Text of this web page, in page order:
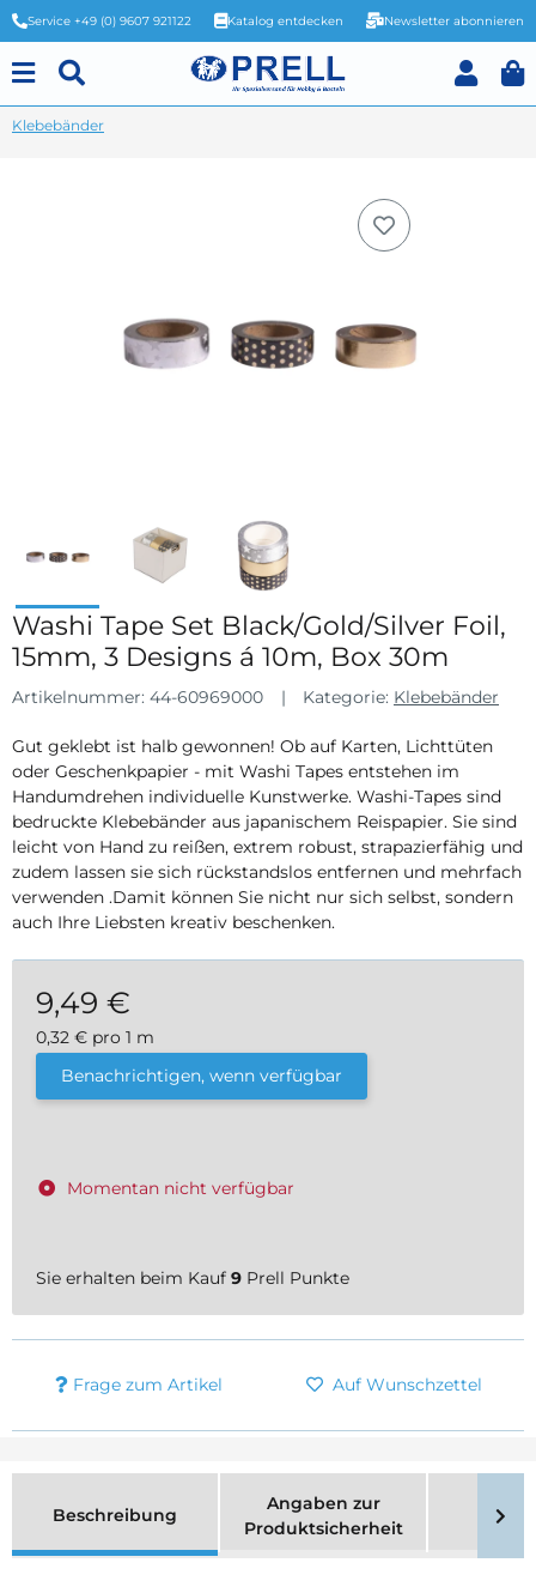
Service +49 (0) 9607 921122 Katalog entdecken Newsletter abonnieren
Klebebänder
Washi Tape Set Black/Gold/Silver Foil,
15mm, 3 Designs á 10m, Box 30m
Artikelnummer: 44-60969000 Kategorie: Klebebänder
Gut geklebt ist halb gewonnen! Ob auf Karten, Lichttüten
oder Geschenkpapier - mit Washi Tapes entstehen im
Handumdrehen individuelle Kunstwerke. Washi-Tapes sind
bedruckte Klebebänder aus japanischem Reispapier. Sie sind
leicht von Hand zu reißen, extrem robust, strapazierfähig und
zudem lassen sie sich rückstandslos entfernen und mehrfach
verwenden .Damit können Sie nicht nur sich selbst, sondern
auch Ihre Liebsten kreativ beschenken.
9,49 €
0,32 € pro 1 m
inkl. 19% USt. , zzgl.
Benachrichtigen, wenn verfügbar
Momentan nicht verfügbar
Sie erhalten beim Kauf 9 Prell Punkte
Frage zum Artikel Auf Wunschzettel
Beschreibung
Angaben zur
Produktsicherheit